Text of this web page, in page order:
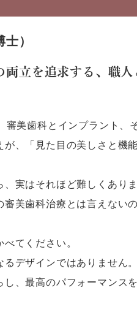
）
両立を追求する、職人
審美歯科とインプラント、
、「見た目の美しさと機
実はそれほど難しくありま
美歯科治療とは言えないの
てください。
デザインではありません。
、最高のパフォーマンス